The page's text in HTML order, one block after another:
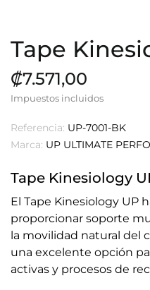
Tape
₡7.571,00
Impuestos incluidos
Referencia: UP-7001-BK
Marca: UP ULTIMATE
Tape Kinesiology
El Tape Kinesiology UP
proporcionar soporte
la movilidad natural del
una excelente opción
activas y procesos de